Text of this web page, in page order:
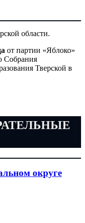
области.
от партии «Яблоко»
Собрания
Тверской в
округе